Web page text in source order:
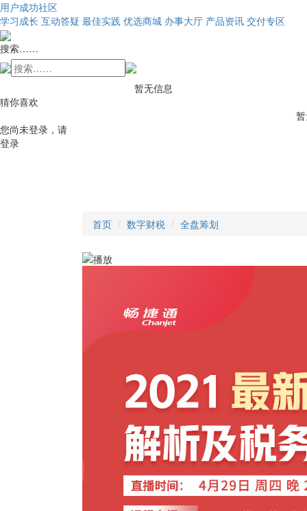
用户成功社区
学习成长 互动答疑 最佳实践 优选商城 办事大厅 产品资讯 交付专区
搜索……
暂无信息
猜你喜欢
您尚未登录，请
登录
首页 数字财税 全盘筹划